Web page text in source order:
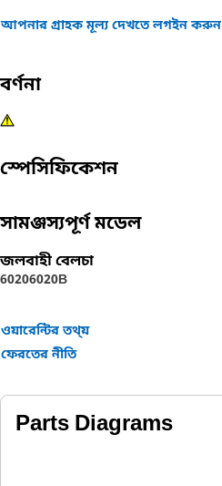
আপনার গ্রাহক মূল্য দেখতে লগইন করুন
বর্ণনা
স্পেসিফিকেশন
সামঞ্জস্যপূর্ণ মডেল
জলবাহী বেলচা
60206020B
ওয়ারেন্টির তথ্য়
ফেরতের নীতি
Parts Diagrams